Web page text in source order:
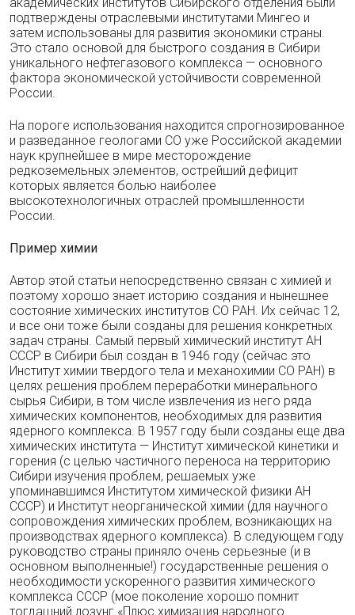
подтверждены отраслевыми институтами Мингео и
затем использованы для развития экономики страны.
Это стало основой для быстрого создания в Сибири
уникального нефтегазового комплекса — основного
фактора экономической устойчивости современной
России.
На пороге использования находится спрогнозированное
и разведанное геологами СО уже Российской академии
наук крупнейшее в мире месторождение
редкоземельных элементов, острейший дефицит
которых является болью наиболее
высокотехнологичных отраслей промышленности
России.
Пример химии
Автор этой статьи непосредственно связан с химией и
поэтому хорошо знает историю создания и нынешнее
состояние химических институтов СО РАН. Их сейчас 12,
и все они тоже были созданы для решения конкретных
задач страны. Самый первый химический институт АН
СССР в Сибири был создан в 1946 году (сейчас это
Институт химии твердого тела и механохимии СО РАН) в
целях решения проблем переработки минерального
сырья Сибири, в том числе извлечения из него ряда
химических компонентов, необходимых для развития
ядерного комплекса. В 1957 году были созданы еще два
химических института — Институт химической кинетики и
горения (с целью частичного переноса на территорию
Сибири изучения проблем, решаемых уже
упоминавшимся Институтом химической физики АН
СССР) и Институт неорганической химии (для научного
сопровождения химических проблем, возникающих на
производствах ядерного комплекса). В следующем году
руководство страны приняло очень серьезные (и в
основном выполненные!) государственные решения о
необходимости ускоренного развития химического
комплекса СССР (мое поколение хорошо помнит
тогдашний лозунг «Плюс химизация народного